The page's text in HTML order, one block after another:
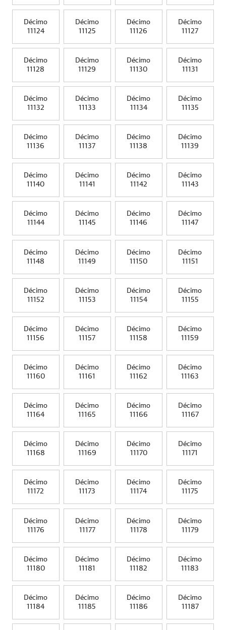
Décimo
11124
Décimo
11125
Décimo
11126
Décimo
11127
Décimo
11128
Décimo
11129
Décimo
11130
Décimo
11131
Décimo
11132
Décimo
11133
Décimo
11134
Décimo
11135
Décimo
11136
Décimo
11137
Décimo
11138
Décimo
11139
Décimo
11140
Décimo
11141
Décimo
11142
Décimo
11143
Décimo
11144
Décimo
11145
Décimo
11146
Décimo
11147
Décimo
11148
Décimo
11149
Décimo
11150
Décimo
11151
Décimo
11152
Décimo
11153
Décimo
11154
Décimo
11155
Décimo
11156
Décimo
11157
Décimo
11158
Décimo
11159
Décimo
11160
Décimo
11161
Décimo
11162
Décimo
11163
Décimo
11164
Décimo
11165
Décimo
11166
Décimo
11167
Décimo
11168
Décimo
11169
Décimo
11170
Décimo
11171
Décimo
11172
Décimo
11173
Décimo
11174
Décimo
11175
Décimo
11176
Décimo
11177
Décimo
11178
Décimo
11179
Décimo
11180
Décimo
11181
Décimo
11182
Décimo
11183
Décimo
11184
Décimo
11185
Décimo
11186
Décimo
11187